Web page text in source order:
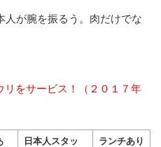
人が腕を振るう。肉だけでな
をサービス！（２０１７年
日本人スタッ
ランチあり